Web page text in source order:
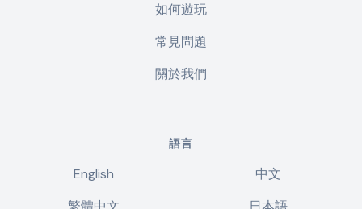
如何遊玩
常見問題
關於我們
語言
English
中文